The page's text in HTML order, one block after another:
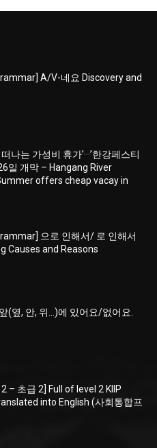
A/V-네요 Discovery and
나는 가성비 휴가’···’한강페스티
일 개막 – Hangang River
offers cheap vacay in
으로 인해서/ 로 인해서
Causes and Reasons
(옆, 안, 위…)에 있어요/없어요.
2 – 초급 2] Full of level 2 KIIP
into English (사회통합프